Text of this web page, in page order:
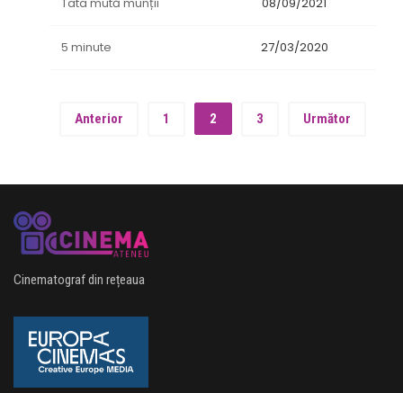
5 minute 27/03/2020
Anterior 1 2 3 Următor
Cinematograf din rețeaua